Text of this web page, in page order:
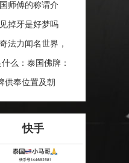
比较
师傅的称谓介
掉牙是好梦吗
法力闻名世界，
么：泰国佛牌：
供奉位置及朝
快手